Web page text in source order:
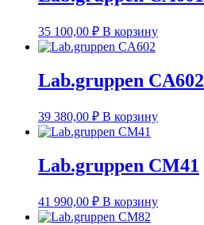
35 100,00 ₽ В корзину
Lab.gruppen CA602
39 380,00 ₽ В корзину
Lab.gruppen CM41
41 990,00 ₽ В корзину